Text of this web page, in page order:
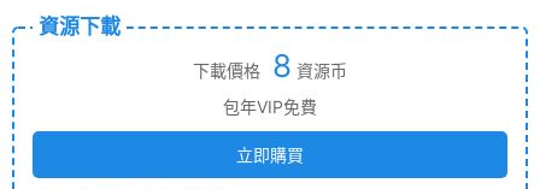
資源下載
下載價格 8 資源币
包年VIP免費
立即購買